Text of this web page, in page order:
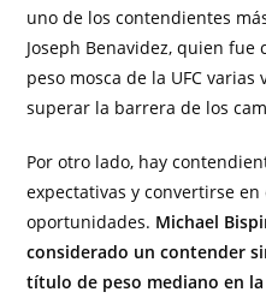
uno de los contendientes
Joseph Benavidez, quien
peso mosca de la UFC
superar la barrera de los
Por otro lado, hay
expectativas y convertirse
oportunidades. Michael
considerado un contender
título de peso mediano en la